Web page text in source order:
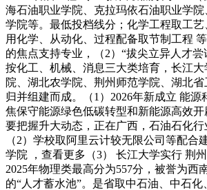
海石油职业学院、克拉玛依石油职业学
学院等。最低投档线分；化学工程取工
用化学、从动化、过程配备取节制工程
的焦点支持专业，（2）“拔尖立异人才尝
按化工、机械、消息三大类培育，长江
院、湖北农学院、荆州师范学院、湖北
归并组建而成。（1）2026年新成立 能源
焦保守能源绿色低碳转型和新能源高效
要把握升大动态，正在广西，石油石化行
（2）学校取阿里云计较无限公司等配合
学院 ，查看更多（3） 长江大学实行 荆
2025年物理类最高分为557分，被誉为西
的“人才蓄水池”。是省取中石油、中石